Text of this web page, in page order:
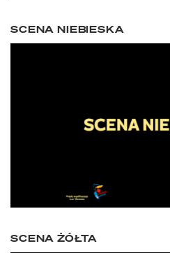
SCENA NIEBIESKA
SCENA ŻÓŁTA